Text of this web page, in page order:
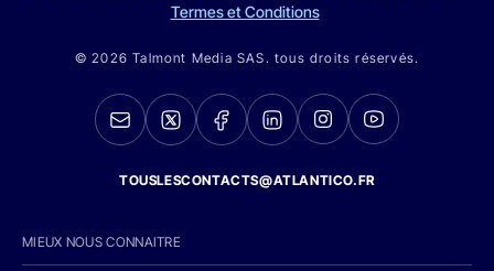
Termes et Conditions
© 2026 Talmont Media SAS. tous droits réservés.
TOUSLESCONTACTS@ATLANTICO.FR
MIEUX NOUS CONNAITRE